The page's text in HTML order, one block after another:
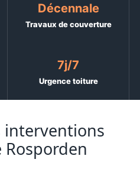
Décennale
Travaux de couverture
7j/7
Urgence toiture
interventions